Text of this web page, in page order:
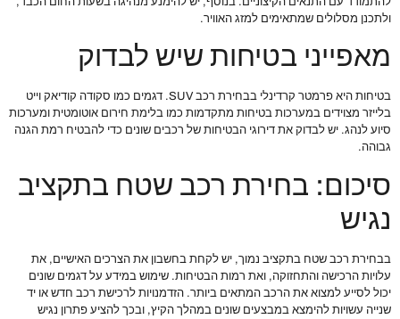
ולתכנן מסלולים שמתאימים למזג האוויר.
מאפייני בטיחות שיש לבדוק
בטיחות היא פרמטר קרדינלי בבחירת רכב SUV. דגמים כמו סקודה קודיאק וייט
בלייזר מצוידים במערכות בטיחות מתקדמות כמו בלימת חירום אוטומטית ומערכות
סיוע לנהג. יש לבדוק את דירוגי הבטיחות של רכבים שונים כדי להבטיח רמת הגנה
גבוהה.
סיכום: בחירת רכב שטח בתקציב
נגיש
בבחירת רכב שטח בתקציב נמוך, יש לקחת בחשבון את הצרכים האישיים, את
עלויות הרכישה והתחזוקה, ואת רמות הבטיחות. שימוש במידע על דגמים שונים
יכול לסייע למצוא את הרכב המתאים ביותר. הזדמנויות לרכישת רכב חדש או יד
שנייה עשויות להימצא במבצעים שונים במהלך הקיץ, ובכך להציע פתרון נגיש